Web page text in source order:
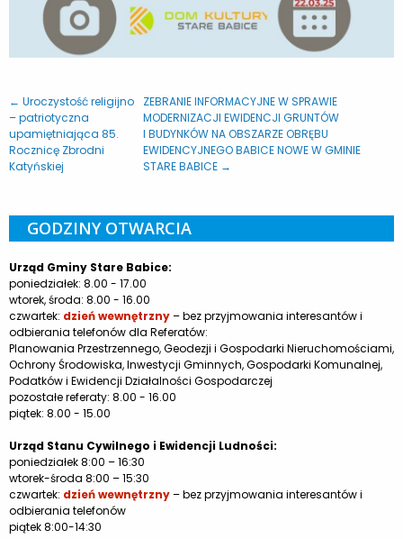
← Uroczystość religijno
– patriotyczna
upamiętniająca 85.
Rocznicę Zbrodni
Katyńskiej
ZEBRANIE INFORMACYJNE W SPRAWIE
MODERNIZACJI EWIDENCJI GRUNTÓW
I BUDYNKÓW NA OBSZARZE OBRĘBU
EWIDENCYJNEGO BABICE NOWE W GMINIE
STARE BABICE →
GODZINY OTWARCIA
Urząd Gminy Stare Babice:
poniedziałek: 8.00 - 17.00
wtorek, środa: 8.00 - 16.00
czwartek: dzień wewnętrzny– bez przyjmowania interesantów i
odbierania telefonów dla Referatów:
Planowania Przestrzennego, Geodezji i Gospodarki Nieruchomościami,
Ochrony Środowiska, Inwestycji Gminnych, Gospodarki Komunalnej,
Podatków i Ewidencji Działalności Gospodarczej
pozostałe referaty: 8.00 - 16.00
piątek: 8.00 - 15.00
Urząd Stanu Cywilnego i Ewidencji Ludności:
poniedziałek 8:00 – 16:30
wtorek-środa 8:00 – 15:30
czwartek: dzień wewnętrzny– bez przyjmowania interesantów i
odbierania telefonów
piątek 8:00-14:30